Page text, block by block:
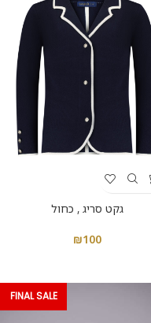
גקט סריג , כחול
₪100
FINAL SALE